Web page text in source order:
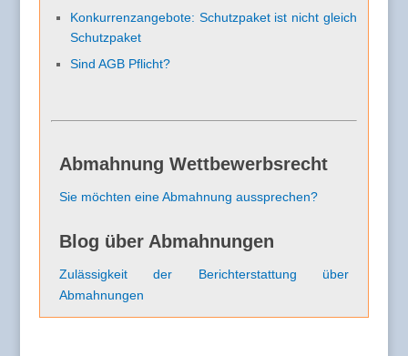
Konkurrenzangebote: Schutzpaket ist nicht gleich
Schutzpaket
Sind AGB Pflicht?
Abmahnung Wettbewerbsrecht
Sie möchten eine Abmahnung aussprechen?
Blog über Abmahnungen
Zulässigkeit der Berichterstattung über
Abmahnungen